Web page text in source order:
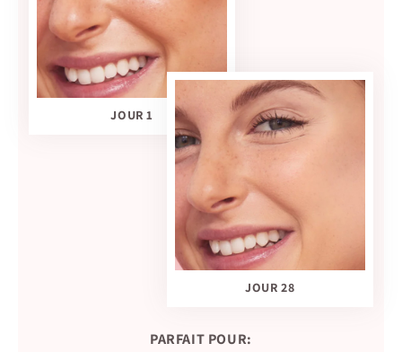
PARFAIT POUR:
JOUR 1
JOUR 28